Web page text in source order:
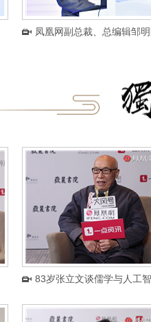
凤凰网副总裁、总编辑邹
83岁张立文谈儒学与人工